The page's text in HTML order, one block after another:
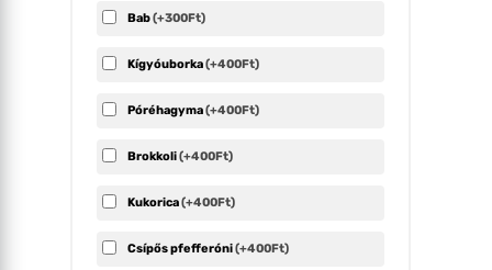
Bab(+300Ft)
Kígyóuborka(+400Ft)
Póréhagyma(+400Ft)
Brokkoli(+400Ft)
Kukorica(+400Ft)
Csípős pfefferóni(+400Ft)